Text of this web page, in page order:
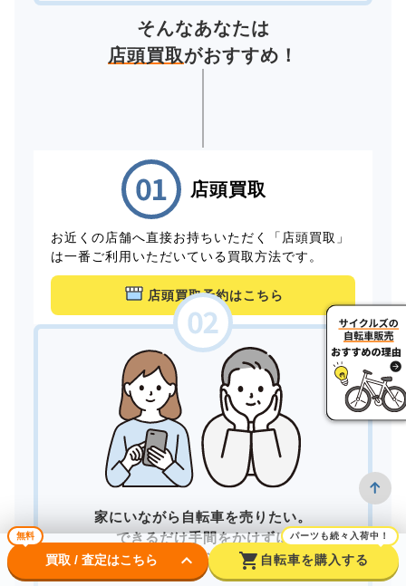
そんなあなたは
店頭買取がおすすめ！
店頭買取
お近くの店舗へ直接お持ちいただく「店頭買取」
は一番ご利用いただいている買取方法です。
店頭買取予約はこちら
家にいながら自転車を売りたい。
できるだけ手間をかけずに
買取してもらいたい。
無料
買取 / 査定はこちら keyboard_arrow_down shopping_cart
パーツも続々入荷中！
自転車を購入する